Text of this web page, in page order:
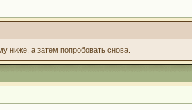
ниже, а затем попробовать снова.